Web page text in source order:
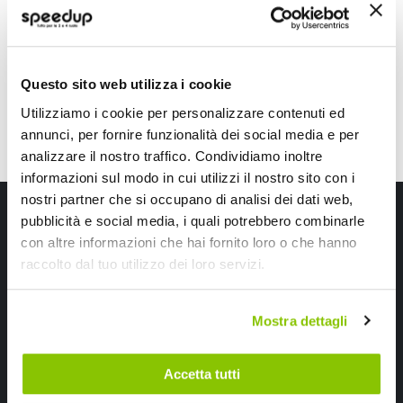
Questo sito web utilizza i cookie
Utilizziamo i cookie per personalizzare contenuti ed
annunci, per fornire funzionalità dei social media e per
analizzare il nostro traffico. Condividiamo inoltre
informazioni sul modo in cui utilizzi il nostro sito con i
nostri partner che si occupano di analisi dei dati web,
pubblicità e social media, i quali potrebbero combinarle
con altre informazioni che hai fornito loro o che hanno
raccolto dal tuo utilizzo dei loro servizi.
Mostra dettagli
Accetta tutti
speciale
CONSEGNA IN 48H CONSEGNA IN 48H
Iscriviti alla newsletter Speedup
Ricevi subito uno sconto del 10% per il tuo primo acquisto online!
Ho letto e accettato il documentoprivacy policy